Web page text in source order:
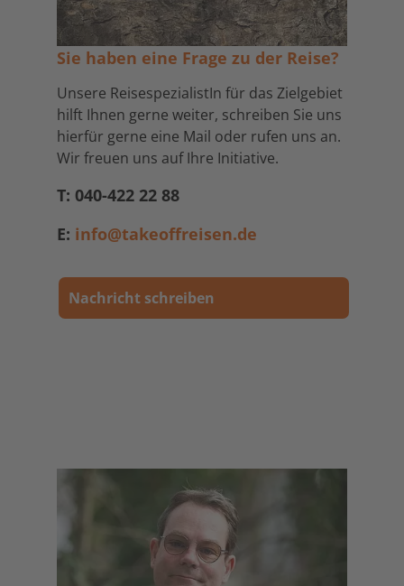
Sie haben eine Frage zu der Reise?
Unsere ReisespezialistIn für das Zielgebiet
hilft Ihnen gerne weiter, schreiben Sie uns
hierfür gerne eine Mail oder rufen uns an.
Wir freuen uns auf Ihre Initiative.
T: 040-422 22 88
E: info@takeoffreisen.de
Nachricht schreiben